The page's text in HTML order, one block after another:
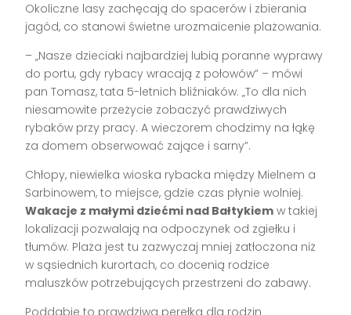
Okoliczne lasy zachęcają do spacerów i zbierania
jagód, co stanowi świetne urozmaicenie plażowania.
– „Nasze dzieciaki najbardziej lubią poranne wyprawy
do portu, gdy rybacy wracają z połowów” – mówi
pan Tomasz, tata 5-letnich bliźniaków. „To dla nich
niesamowite przeżycie zobaczyć prawdziwych
rybaków przy pracy. A wieczorem chodzimy na łąkę
za domem obserwować zające i sarny”.
Chłopy, niewielka wioska rybacka między Mielnem a
Sarbinowem, to miejsce, gdzie czas płynie wolniej.
Wakacje z małymi dziećmi nad Bałtykiem w takiej
lokalizacji pozwalają na odpoczynek od zgiełku i
tłumów. Plaża jest tu zazwyczaj mniej zatłoczona niż
w sąsiednich kurortach, co docenią rodzice
maluszków potrzebujących przestrzeni do zabawy.